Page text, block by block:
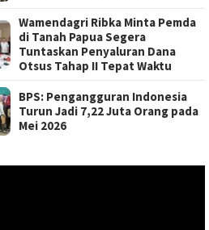
Wamendagri Ribka Minta Pemda
di Tanah Papua Segera
Tuntaskan Penyaluran Dana
Otsus Tahap II Tepat Waktu
BPS: Pengangguran Indonesia
Turun Jadi 7,22 Juta Orang pada
Mei 2026